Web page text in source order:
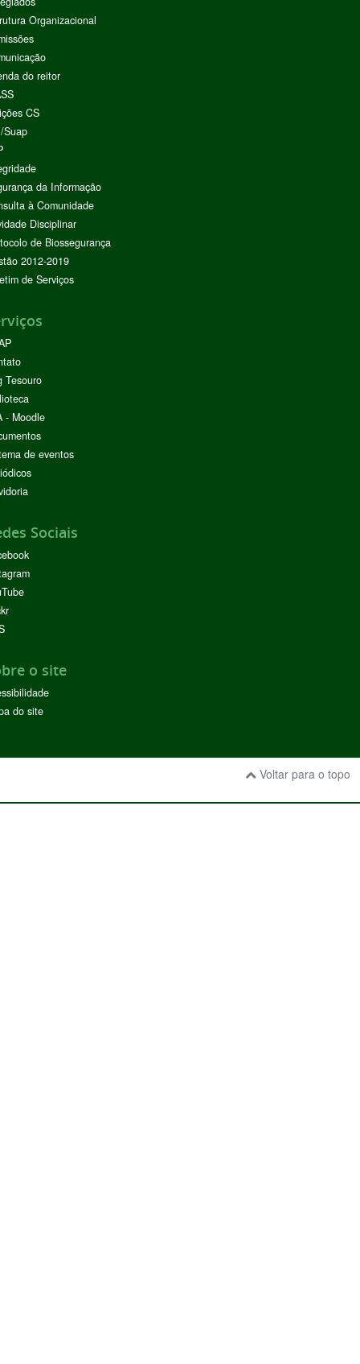
Organizacional
do reitor
CS
Suap
da Informação
à Comunidade
Disciplinar
de Biossegurança
2012-2019
de Serviços
Tesouro
- Moodle
de eventos
Sociais
o site
do site
Voltar para o topo